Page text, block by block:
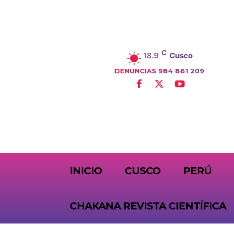
18.9 C Cusco
DENUNCIAS 984 861 209
INICIO CUSCO PERÚ
CHAKANA REVISTA CIENTÍFICA